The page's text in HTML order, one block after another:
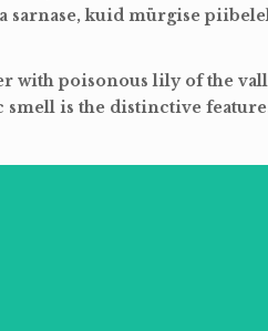
sarnase, kuid mürgise
with poisonous lily of the
is the distinctive